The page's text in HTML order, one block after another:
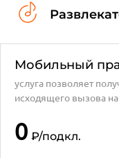
Мобильный
услуга позволяет
исходящего вызова
0 ₽/подкл.